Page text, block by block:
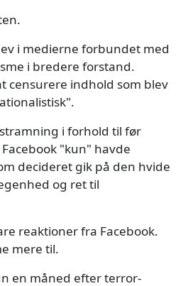
i medierne forbundet med
i bredere forstand.
censurere indhold som blev
i forhold til før
"kun" havde
decideret gik på den hvide
og ret til
reaktioner fra Facebook.
mere til.
en måned efter terror-